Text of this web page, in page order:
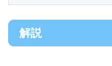
解説